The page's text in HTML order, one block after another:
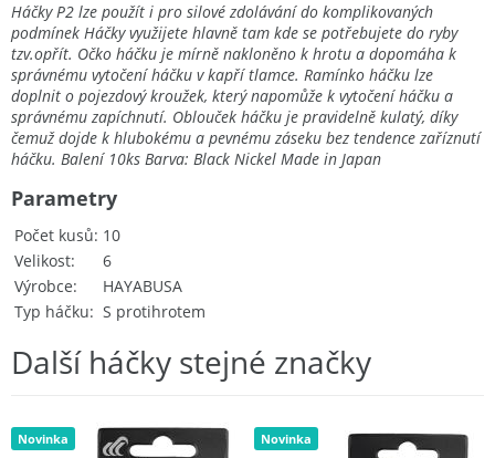
Háčky P2 lze použít i pro silové zdolávání do komplikovaných
podmínek Háčky využijete hlavně tam kde se potřebujete do ryby
tzv.opřít. Očko háčku je mírně nakloněno k hrotu a dopomáha k
správnému vytočení háčku v kapří tlamce. Ramínko háčku lze
doplnit o pojezdový kroužek, který napomůže k vytočení háčku a
správnému zapíchnutí. Oblouček háčku je pravidelně kulatý, díky
čemuž dojde k hlubokému a pevnému záseku bez tendence zaříznutí
háčku. Balení 10ks Barva: Black Nickel Made in Japan
Počet kusů 10
Velikost
6
Výrobce
HAYABUSA
Typ háčku
S protihrotem
Parametry
Další háčky stejné značky
Novinka Novinka